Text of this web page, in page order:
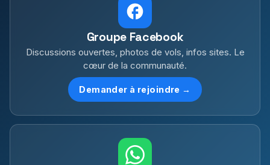
Groupe Facebook
Discussions ouvertes, photos de vols, infos sites. Le
cœur de la communauté.
Demander à rejoindre →